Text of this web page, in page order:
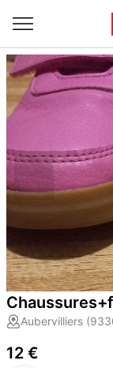
Aubervilliers
12 €